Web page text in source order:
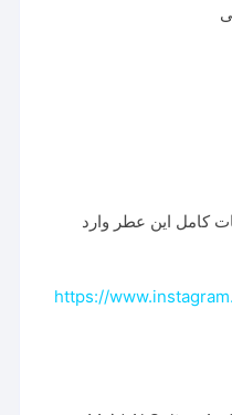
کامل این عطر وارد
https://